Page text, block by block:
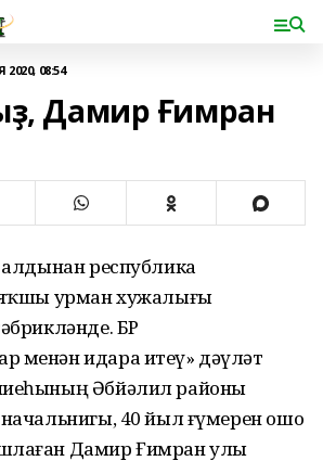
08:54
Дамир Ғимран
алдынан республика
яҡшы урман хужалығы
БР
менән идара итеү» дәүләт
Әбйәлил районы
40 йыл ғүмерен ошо
Дамир Ғимран улы